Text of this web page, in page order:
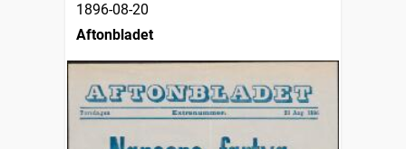
1896-08-20
Aftonbladet